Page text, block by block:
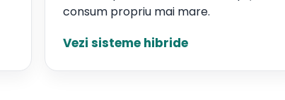
consum propriu mai mare.
Vezi sisteme hibride